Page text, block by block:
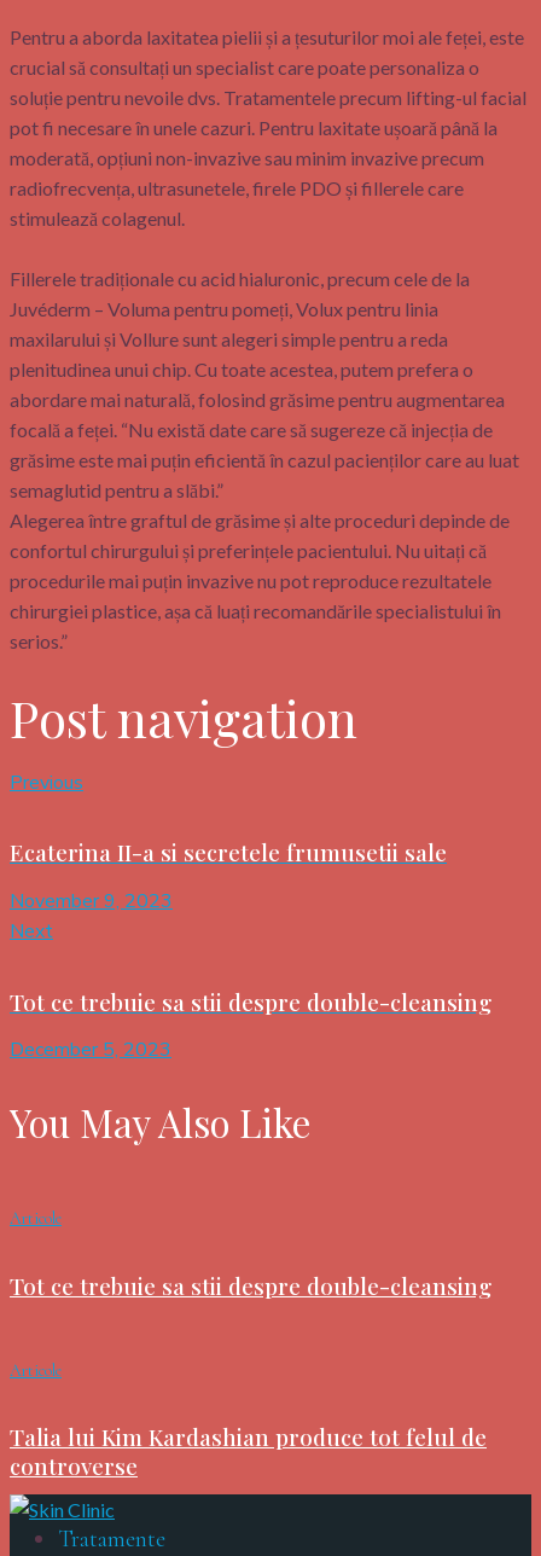
Pentru a aborda laxitatea pielii și a țesuturilor moi ale feței, este
crucial să consultați un specialist care poate personaliza o
soluție pentru nevoile dvs. Tratamentele precum lifting-ul facial
pot fi necesare în unele cazuri. Pentru laxitate ușoară până la
moderată, opțiuni non-invazive sau minim invazive precum
radiofrecvența, ultrasunetele, firele PDO și fillerele care
stimulează colagenul.
Fillerele tradiționale cu acid hialuronic, precum cele de la
Juvéderm – Voluma pentru pomeți, Volux pentru linia
maxilarului și Vollure sunt alegeri simple pentru a reda
plenitudinea unui chip. Cu toate acestea, putem prefera o
abordare mai naturală, folosind grăsime pentru augmentarea
focală a feței. “Nu există date care să sugereze că injecția de
grăsime este mai puțin eficientă în cazul pacienților care au luat
semaglutid pentru a slăbi.”
Alegerea între graftul de grăsime și alte proceduri depinde de
confortul chirurgului și preferințele pacientului. Nu uitați că
procedurile mai puțin invazive nu pot reproduce rezultatele
chirurgiei plastice, așa că luați recomandările specialistului în
serios.”
Post navigation
Previous
Ecaterina II-a si secretele frumusetii sale
November 9, 2023
Next
Tot ce trebuie sa stii despre double-cleansing
December 5, 2023
You May Also Like
Articole
Tot ce trebuie sa stii despre double-cleansing
Articole
Talia lui Kim Kardashian produce tot felul de
controverse
Tratamente